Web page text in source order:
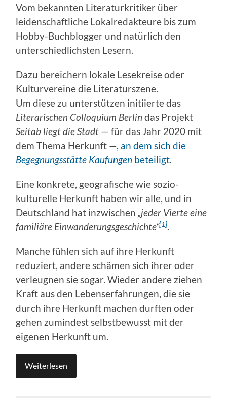
Vom bekannten Literaturkritiker über
leidenschaftliche Lokalredakteure bis zum
Hobby-Buchblogger und natürlich den
unterschiedlichsten Lesern.
Dazu bereichern lokale Lesekreise oder
Kulturvereine die Literaturszene.
Um diese zu unterstützen initiierte das
Literarischen Colloquium Berlin das Projekt
Seitab liegt die Stadt — für das Jahr 2020 mit
dem Thema Herkunft —, an dem sich die
Begegnungsstätte Kaufungen beteiligt.
Eine konkrete, geografische wie sozio-
kulturelle Herkunft haben wir alle, und in
Deutschland hat inzwischen„jeder Vierte eine
familiäre Einwanderungsgeschichte“[1].
Manche fühlen sich auf ihre Herkunft
reduziert, andere schämen sich ihrer oder
verleugnen sie sogar. Wieder andere ziehen
Kraft aus den Lebenserfahrungen, die sie
durch ihre Herkunft machen durften oder
gehen zumindest selbstbewusst mit der
eigenen Herkunft um.
Weiterlesen